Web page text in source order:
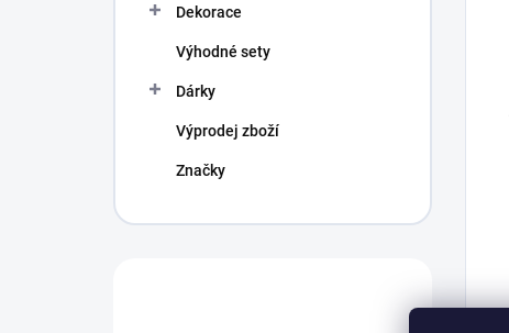
Dekorace
Výhodné sety
Dárky
Výprodej zboží
Značky